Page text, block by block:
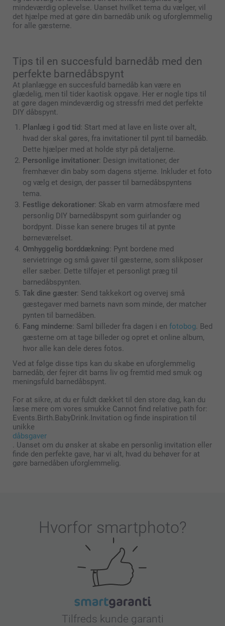
mindeværdig oplevelse. Uanset hvilket tema du vælger, vil
det hjælpe med at gøre din barnedåb unik og uforglemmelig
for alle gæsterne.
Tips til en succesfuld barnedåb med den
perfekte barnedåbspynt
At planlægge en succesfuld barnedåb kan være en
glædelig, men til tider kaotisk opgave. Her er nogle tips til
at gøre dagen mindeværdig og stressfri med det perfekte
DIY dåbspynt.
Planlæg i god tid: Start med at lave en liste over alt,
hvad der skal gøres, fra invitationer til pynt til barnedåb.
Dette hjælper med at holde styr på detaljerne.
Personlige invitationer: Design invitationer, der
fremhæver din baby som dagens stjerne. Inkluder et foto
og vælg et design, der passer til barnedåbspyntens
tema.
Festlige dekorationer: Skab en varm atmosfære med
personlig DIY barnedåbspynt som guirlander og
bordpynt. Disse kan senere bruges til at pynte
børneværelset.
Omhyggelig borddækning: Pynt bordene med
servietringe og små gaver til gæsterne, som slikposer
eller sæber. Dette tilføjer et personligt præg til
barnedåbspynten.
Tak dine gæster: Send takkekort og overvej små
gæstegaver med barnets navn som minde, der matcher
pynten til barnedåben.
Fang minderne: Saml billeder fra dagen i en fotobog. Bed
gæsterne om at tage billeder og opret et online album,
hvor alle kan dele deres fotos.
Ved at følge disse tips kan du skabe en uforglemmelig
barnedåb, der fejrer dit barns liv og fremtid med smuk og
meningsfuld barnedåbspynt.
For at sikre, at du er fuldt dækket til den store dag, kan du
læse mere om vores smukke Cannot find relative path for:
Events.Birth.BabyDrink.Invitation og finde inspiration til
unikke
dåbsgaver
. Uanset om du ønsker at skabe en personlig invitation eller
finde den perfekte gave, har vi alt, hvad du behøver for at
gøre barnedåben uforglemmelig.
Hvorfor smartphoto?
Tilfreds kunde garanti